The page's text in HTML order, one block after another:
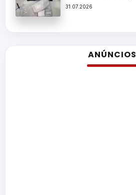
31.07.2026
ANÚNCIOS